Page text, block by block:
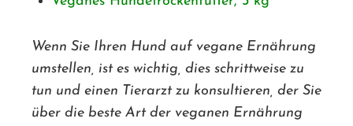
Wenn Sie Ihren Hund auf vegane Ernährung
umstellen, ist es wichtig, dies schrittweise zu
tun und einen Tierarzt zu konsultieren, der Sie
über die beste Art der veganen Ernährung